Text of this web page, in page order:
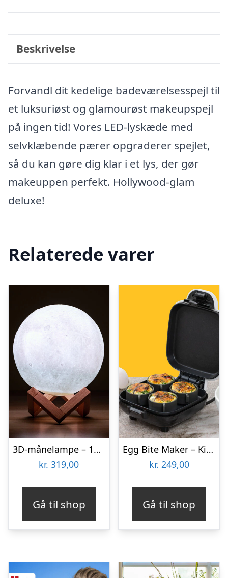
Beskrivelse
Forvandl dit kedelige badeværelsesspejl til
et luksuriøst og glamourøst makeupspejl
på ingen tid! Vores LED-lyskæde med
selvklæbende pærer opgraderer spejlet,
så du kan gøre dig klar i et lys, der gør
makeuppen perfekt. Hollywood-glam
deluxe!
Relaterede varer
3D-månelampe – 15 cm – 16 Farver – Spralla
kr. 319,00
Gå til shop
Egg Bite Maker – KitchPro
kr. 249,00
Gå til shop